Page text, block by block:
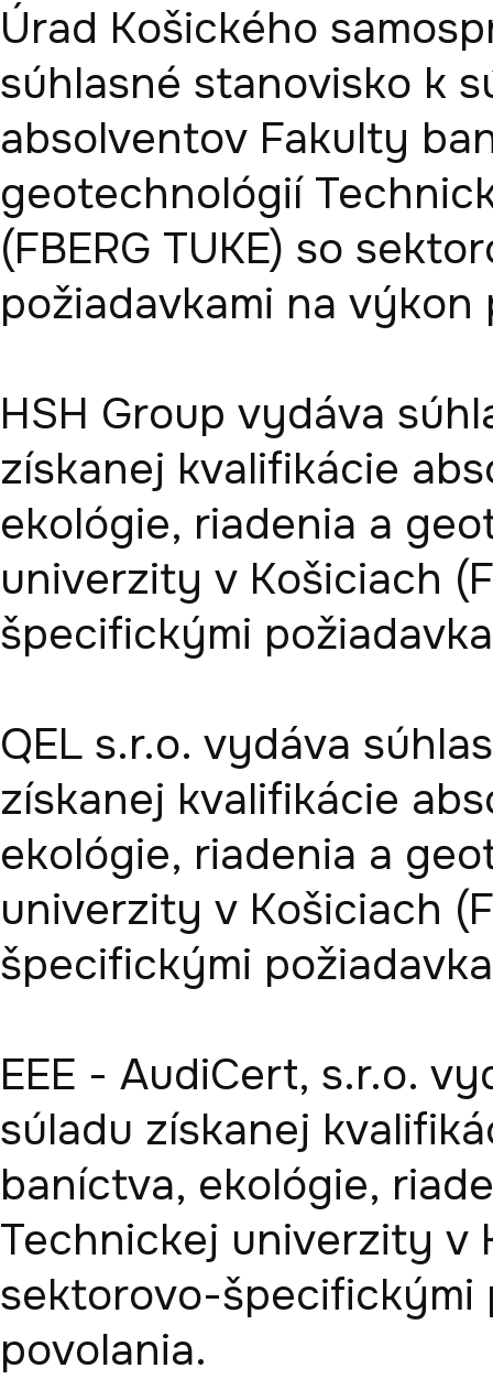
Úrad Košického
súhlasné stanovisko k
absolventov Fakulty
geotechnológií
(FBERG TUKE) so
požiadavkami na
HSH Group vydáva
získanej kvalifikácie
ekológie, riadenia a
univerzity v Košiciach
špecifickými
QEL s.r.o. vydáva
získanej kvalifikácie
ekológie, riadenia a
univerzity v Košiciach
špecifickými
EEE - AudiCert, s.r.o.
súladu získanej
baníctva, ekológie,
Technickej univerzity v
sektorovo-špecifickými
povolania.